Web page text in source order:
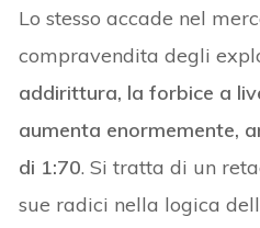
Lo stesso accade nel
compravendita degli
addirittura, la forbice a
aumenta enormemente,
di 1:70. Si tratta di un
sue radici nella logica